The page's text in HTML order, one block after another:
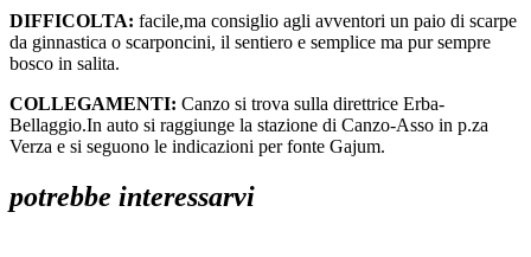
DIFFICOLTA: facile,ma consiglio agli avventori un paio di scarpe
da ginnastica o scarponcini, il sentiero e semplice ma pur sempre
bosco in salita.
COLLEGAMENTI: Canzo si trova sulla direttrice Erba-
Bellaggio.In auto si raggiunge la stazione di Canzo-Asso in p.za
Verza e si seguono le indicazioni per fonte Gajum.
potrebbe interessarvi